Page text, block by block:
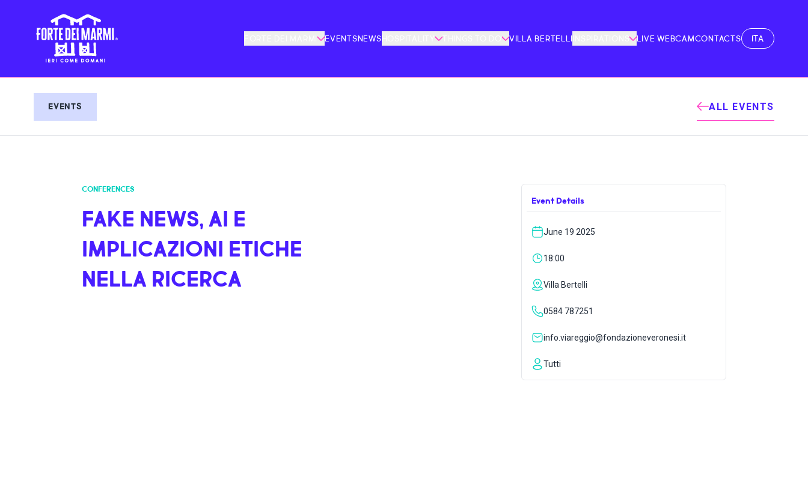
ITA
FORTE DEI MARMI EVENTSNEWS THINGS TO DO VILLA BERTELLI INSPIRATIONS LIVE WEBCAMCONTACTS
EVENTS ALL EVENTS
CONFERENCES
FAKE NEWS, AI E
IMPLICAZIONI ETICHE
NELLA RICERCA
Event Details
June 19 2025
18:00
Villa Bertelli
0584 787251
info.viareggio@fondazioneveronesi.it
Tutti